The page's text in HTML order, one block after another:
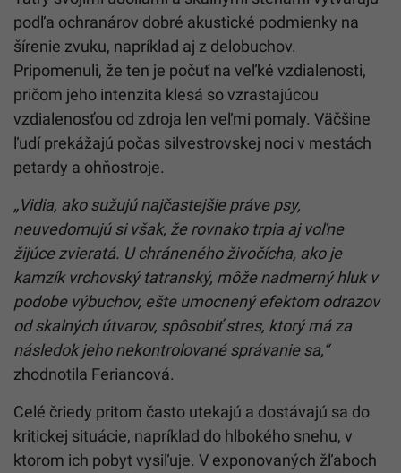
podľa ochranárov dobré akustické podmienky na
šírenie zvuku, napríklad aj z delobuchov.
Pripomenuli, že ten je počuť na veľké vzdialenosti,
pričom jeho intenzita klesá so vzrastajúcou
vzdialenosťou od zdroja len veľmi pomaly. Väčšine
ľudí prekážajú počas silvestrovskej noci v mestách
petardy a ohňostroje.
„Vidia, ako sužujú najčastejšie práve psy,
neuvedomujú si však, že rovnako trpia aj voľne
žijúce zvieratá. U chráneného živočícha, ako je
kamzík vrchovský tatranský, môže nadmerný hluk v
podobe výbuchov, ešte umocnený efektom odrazov
od skalných útvarov, spôsobiť stres, ktorý má za
následok jeho nekontrolované správanie sa,“
zhodnotila Feriancová.
Celé čriedy pritom často utekajú a dostávajú sa do
kritickej situácie, napríklad do hlbokého snehu, v
ktorom ich pobyt vysiľuje. V exponovaných žľaboch